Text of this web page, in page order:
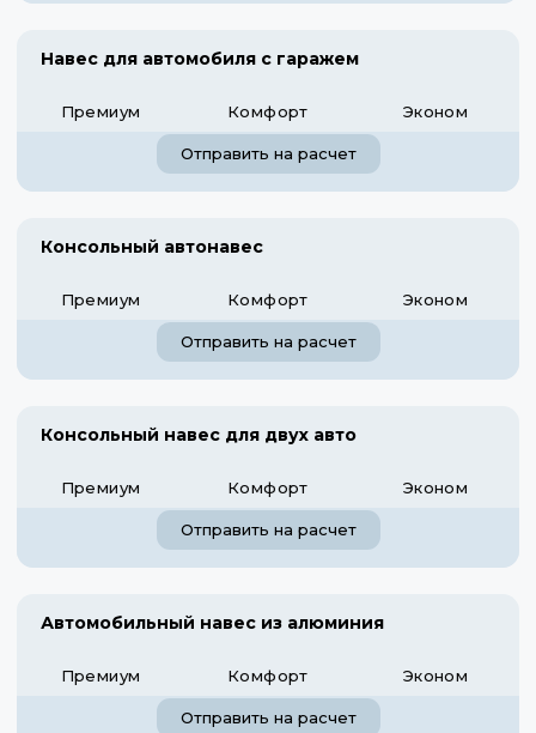
Навес для автомобиля с гаражем
Премиум Комфорт Эконом
Отправить на расчет
Консольный автонавес
Премиум Комфорт Эконом
Отправить на расчет
Консольный навес для двух авто
Премиум Комфорт Эконом
Отправить на расчет
Автомобильный навес из алюминия
Премиум Комфорт Эконом
Отправить на расчет